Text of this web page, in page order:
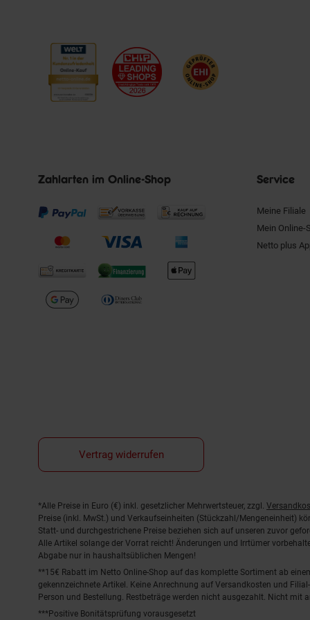
Zahlarten im Online-Shop Service
Meine Filiale
Mein Online-
Netto plus
Vertrag widerrufen
Fußnoten
*Alle Preise in Euro (€) inkl. gesetzlicher Mehrwertsteuer, zzgl.
Preise (inkl. MwSt.) und Verkaufseinheiten (Stückzahl/Mengeneinheit)
Statt- und durchgestrichene Preise beziehen sich auf unseren zuvor
Alle Artikel solange der Vorrat reicht! Änderungen und Irrtümer
Abgabe nur in haushaltsüblichen Mengen!
**15€ Rabatt im Netto Online-Shop auf das komplette Sortiment ab
gekennzeichnete Artikel. Keine Anrechnung auf Versandkosten und
Person und Bestellung. Restbeträge werden nicht ausgezahlt. Nicht mit
***Positive Bonitätsprüfung vorausgesetzt